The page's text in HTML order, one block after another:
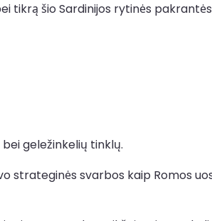
tikrą šio Sardinijos rytinės
geležinkelių tinklų.
strateginės svarbos kaip Romos